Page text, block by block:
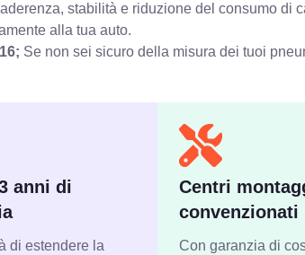
stabilità e riduzione del consumo di
alla tua auto.
Se non sei sicuro della misura dei tuoi
anni di
di estendere la
Centri
convenzionati
Con garanzia di